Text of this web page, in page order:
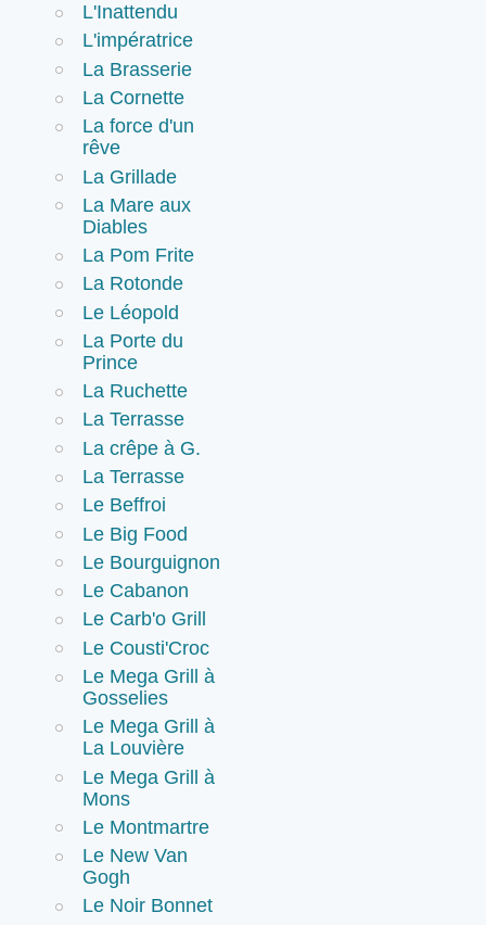
L'Inattendu
L'impératrice
La Brasserie
La Cornette
La force d'un
rêve
La Grillade
La Mare aux
Diables
La Pom Frite
La Rotonde
Le Léopold
La Porte du
Prince
La Ruchette
La Terrasse
La crêpe à G.
La Terrasse
Le Beffroi
Le Big Food
Le Bourguignon
Le Cabanon
Le Carb'o Grill
Le Cousti'Croc
Le Mega Grill à
Gosselies
Le Mega Grill à
La Louvière
Le Mega Grill à
Mons
Le Montmartre
Le New Van
Gogh
Le Noir Bonnet